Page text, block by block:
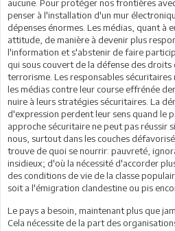
aucune. Pour protéger nos frontières
penser à l'installation d'un mur
dépenses énormes. Les médias, quant à
attitude, de manière à devenir plus
l'information et s'abstenir de faire
qui sous couvert de la défense des
terrorisme. Les responsables
les médias contre leur course effrénée
nuire à leurs stratégies sécuritaires. La
d'expression perdent leur sens quand le
approche sécuritaire ne peut pas réussir
nous, surtout dans les couches
trouve de quoi se nourrir: pauvreté,
insidieux; d'où la nécessité d'accorder
des conditions de vie de la classe
soit a l'émigration clandestine ou pis
Le pays a besoin, maintenant plus que
Cela nécessite de la part des